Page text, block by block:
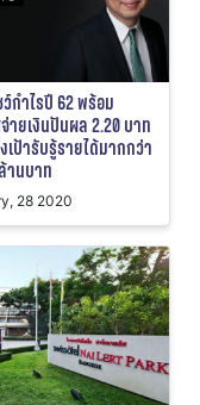
ว์กำไรปี 62 พร้อม
ายเงินปันผล 2.20 บาท
เป้ารับรู้รายได้มากกว่า
านบาท
28 2020